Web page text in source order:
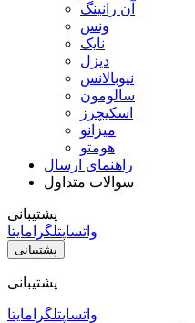
آن رانینگ
ونس
نایک
دیزل
نیوبالانس
سالومون
اسکیچرز
میزانو
هومتو
راهنمای ارسال
سوالات متداول
پشتیبانی
واتساپتلگرامایتا
پشتیبانی
پشتیبانی
واتساپتلگرامایتا